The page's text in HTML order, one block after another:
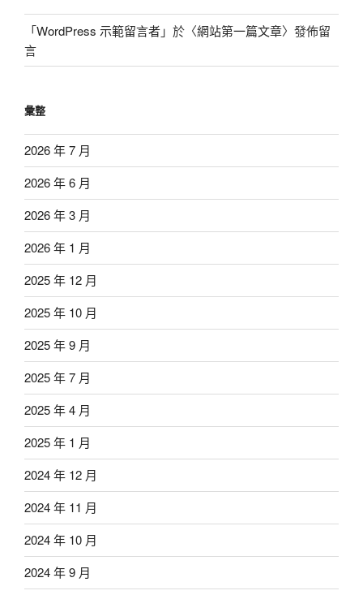
「WordPress 示範留言者」於〈網站第一篇文章〉發佈留
言
彙整
2026 年 7 月
2026 年 6 月
2026 年 3 月
2026 年 1 月
2025 年 12 月
2025 年 10 月
2025 年 9 月
2025 年 7 月
2025 年 4 月
2025 年 1 月
2024 年 12 月
2024 年 11 月
2024 年 10 月
2024 年 9 月